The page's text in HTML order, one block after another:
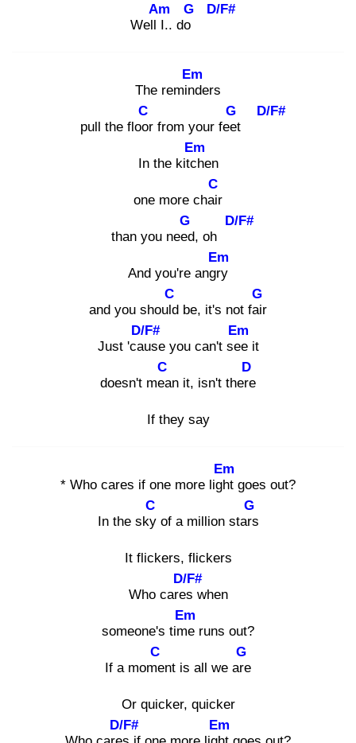
Well I.
Am
. do
G D/F#
The remind
Em
ers
pull the floor
C
from your feet
G D/F#
In the kitch
Em
en
one more chair
C
than you need
G
, oh
D/F#
And you're angry
Em
and you should
C
be, it's not fair
G
Just 'cau
D/F#
se you can't see
Em
it
doesn't mea
C
n it, isn't there
D
If they say
* Who cares if one more light
Em
goes out?
In the sky
C
of a million stars
G
It flickers, flickers
Who cares
D/F#
when
someone's time
Em
runs out?
If a mome
C
nt is all we are
G
Or quicker, quicker
D/F#
Em